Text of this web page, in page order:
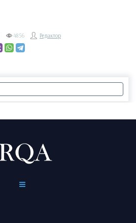
4856 Редактор